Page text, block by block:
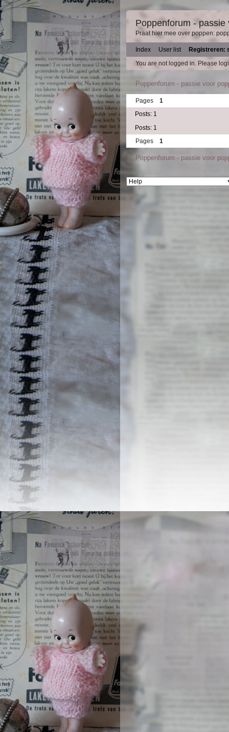
Poppenforum - passie
Praat hier mee over poppen:
Index User list
Registreren:
You are not logged in. Please
Poppenforum - passie voor
Pages
1
Posts: 1
Posts: 1
Pages
1
Poppenforum - passie voor